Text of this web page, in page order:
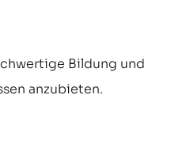
Bildung und
anzubieten.